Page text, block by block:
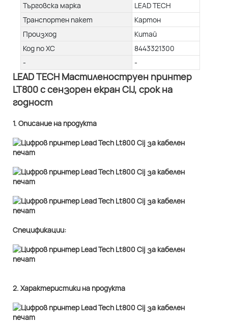
Търговска марка
LEAD TECH
Транспортен пакет
Картон
Произход
Китай
Код по ХС
8443321300
-
-
LEAD TECH Мастиленоструен принтер
LT800 с сензорен екран CIJ, срок на
годност
1. Описание на продукта
Спецификации:
2. Характеристики на продукта